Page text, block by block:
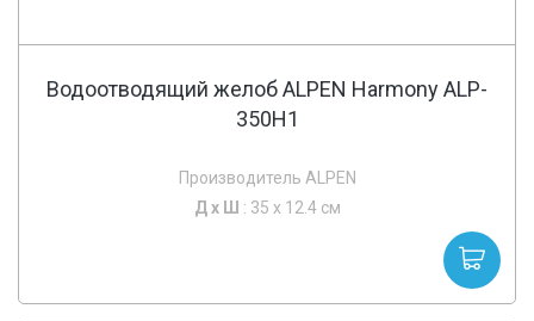
Водоотводящий желоб ALPEN Harmony ALP-
350H1
Производитель ALPEN
Д х Ш : 35 x 12.4 см